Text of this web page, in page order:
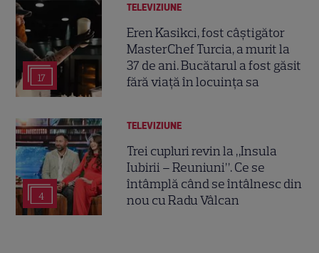
17
TELEVIZIUNE
Eren Kasikci, fost câștigător
MasterChef Turcia, a murit la
37 de ani. Bucătarul a fost găsit
fără viață în locuința sa
4
TELEVIZIUNE
Trei cupluri revin la „Insula
Iubirii – Reuniuni”. Ce se
întâmplă când se întâlnesc din
nou cu Radu Vâlcan